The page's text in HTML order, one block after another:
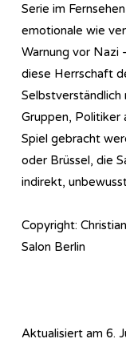
Serie im
emotionale wie
Warnung vor
diese Herrschaft
Selbstverständlich
Gruppen, Politiker
Spiel gebracht
oder Brüssel, die
indirekt,
Copyright:
Salon Berlin
Aktualisiert am 6.